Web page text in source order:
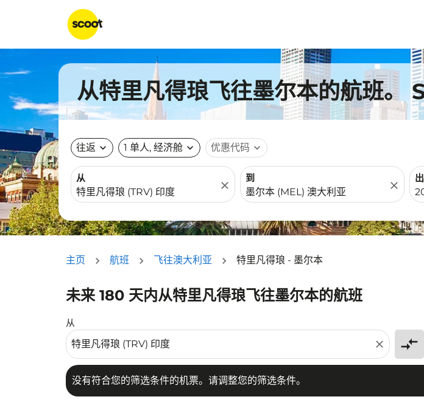
从特里凡得琅飞往墨尔本的航班。
往返 expand_more 1 单人, 经济舱 expand_more 优惠代码 expand_more
从
close
到
close
主页 航班 飞往澳大利亚 特里凡得琅 - 墨尔本
未来 180 天内从特里凡得琅飞往墨尔本的航班
从
close compare_arrows
没有符合您的筛选条件的机票。请调整您的筛选条件。
没有符合您的筛选条件的机票。请调整您的筛选条件。